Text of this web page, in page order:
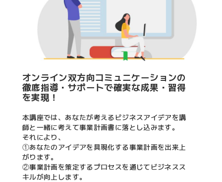
オンライン双方向コミュニケーションの
徹底指導・サポートで確実な成果・習得
を実現！
本講座では、あなたが考えるビジネスアイデアを講
師と一緒に考えて事業計画書に落とし込みます。
それにより、
①あなたのアイデアを具現化する事業計画を出来上
がります。
②事業計画を策定するプロセスを通じてビジネスス
キルが向上します。